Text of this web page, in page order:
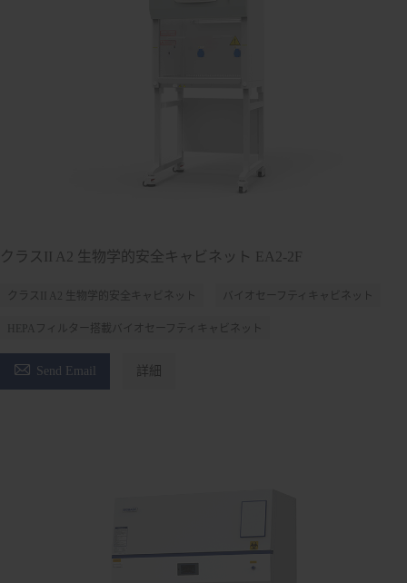
クラスII A2 生物学的安全キャビネット EA2-2F
クラスII A2 生物学的安全キャビネット バイオセーフティキャビネット
HEPAフィルター搭載バイオセーフティキャビネット
 Send Email 詳細